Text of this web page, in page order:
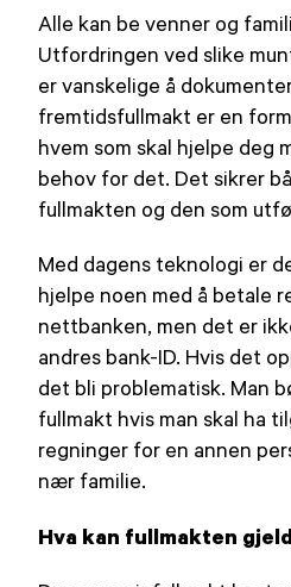
Alle kan be venner og
Utfordringen ved slike
er vanskelige å
fremtidsfullmakt er en
hvem som skal hjelpe deg
behov for det. Det sikrer
fullmakten og den som
Med dagens teknologi er
hjelpe noen med å betale
nettbanken, men det er
andres bank-ID. Hvis det
det bli problematisk. Man
fullmakt hvis man skal ha
regninger for en annen
nær familie.
Hva kan fullmakten